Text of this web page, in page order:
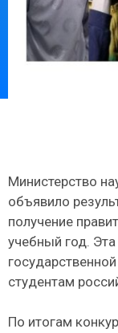
Министерство
объявило
получение
учебный год.
студентам
По итогам